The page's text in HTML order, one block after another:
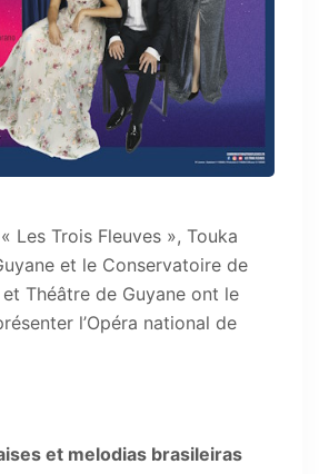
« Les Trois Fleuves », Touka
et le Conservatoire de
Théâtre de Guyane ont le
l’Opéra national de
et melodias brasileiras